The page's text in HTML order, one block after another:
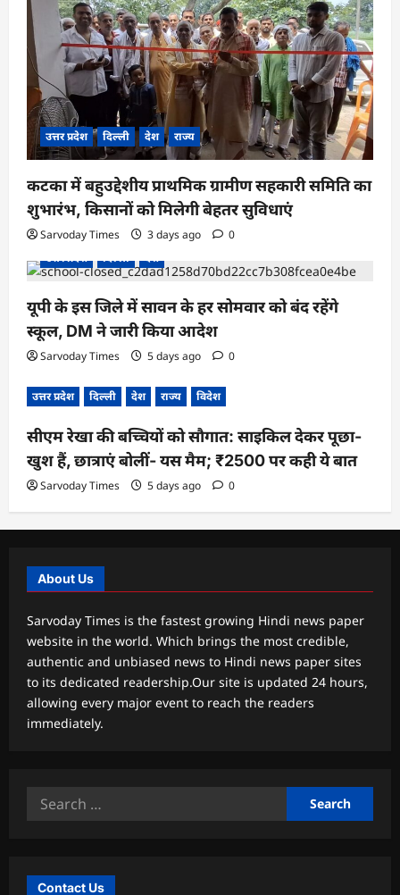
उत्तर प्रदेश दिल्ली देश राज्य
कटका में बहुउद्देशीय प्राथमिक ग्रामीण सहकारी समिति का
शुभारंभ, किसानों को मिलेगी बेहतर सुविधाएं
Sarvoday Times 3 days ago
0
उत्तर प्रदेश
दिल्ली देश
यूपी के इस जिले में सावन के हर सोमवार को बंद रहेंगे
स्कूल, DM ने जारी किया आदेश
Sarvoday Times 5 days ago 0
उत्तर प्रदेश दिल्ली देश राज्य विदेश
सीएम रेखा की बच्चियों को सौगात: साइकिल देकर पूछा-
खुश हैं, छात्राएं बोलीं- यस मैम; ₹2500 पर कही ये बात
Sarvoday Times 5 days ago 0
About Us
Sarvoday Times is the fastest growing Hindi news paper
website in the world. Which brings the most credible,
authentic and unbiased news to Hindi news paper sites
to its dedicated readership.Our site is updated 24 hours,
allowing every major event to reach the readers
immediately.
Search
Contact Us